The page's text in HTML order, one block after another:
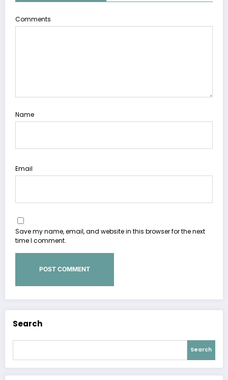
Comments
Name
Email
Save my name, email, and website in this browser for the next
time I comment.
Search
Search